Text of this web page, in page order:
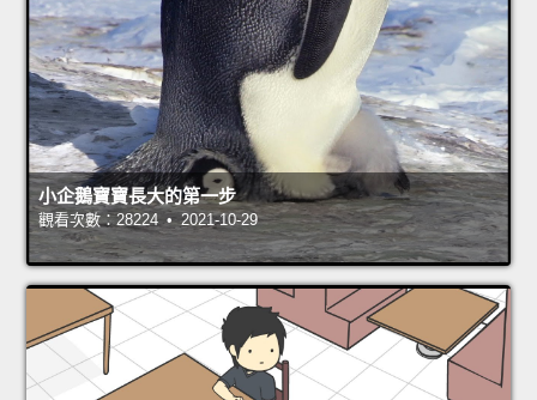
小企鵝寶寶長大的第一步
觀看次數：28224 • 2021-10-29